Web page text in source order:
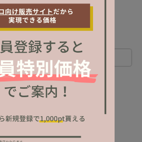
レビューを書く